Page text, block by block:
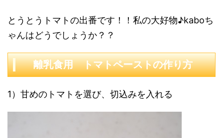
とうとうトマトの出番です！！私の大好物♪kaboち
ゃんはどうでしょうか？？
離乳食用 トマトペーストの作り方
1）甘めのトマトを選び、切込みを入れる